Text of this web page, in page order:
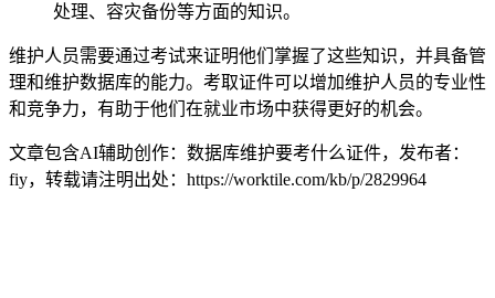
处理、容灾备份等方面的知识。
维护人员需要通过考试来证明他们掌握了这些知识，并具备管
理和维护数据库的能力。考取证件可以增加维护人员的专业性
和竞争力，有助于他们在就业市场中获得更好的机会。
文章包含AI辅助创作：数据库维护要考什么证件，发布者：
fiy，转载请注明出处： https://worktile.com/kb/p/2829964